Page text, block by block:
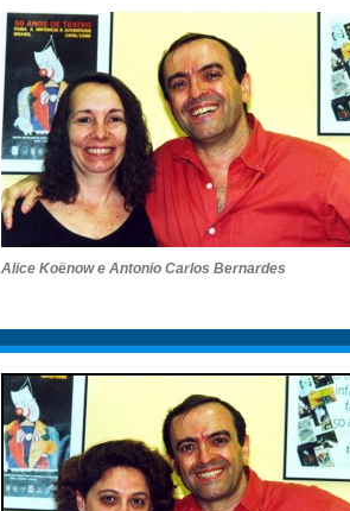
Alice Koënow e Antonio Carlos Bernardes